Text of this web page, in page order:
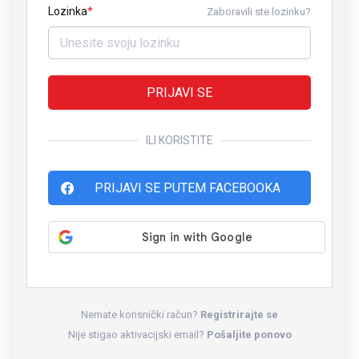
Lozinka Zaboravili ste lozinku?
PRIJAVI SE
ILI KORISTITE
PRIJAVI SE PUTEM FACEBOOKA
Nemate korisnički račun? Registrirajte se
Nije stigao aktivacijski email? Pošaljite ponovo